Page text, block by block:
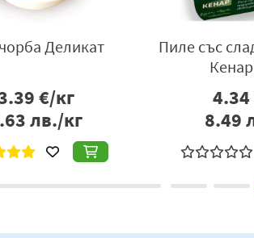
Деликат
€/кг
лв./кг
Пиле със
4.34
8.49